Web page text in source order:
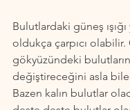
Bulutlardaki güneş ışığı
oldukça çarpıcı
gökyüzündeki
değiştireceğini asla
Bazen kalın bulutlar